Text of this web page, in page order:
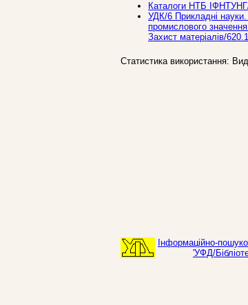
Каталоги НТБ
УДК/6 Прикладнi
промислового
Захист матеріалів/
Статистика використання:
Інформаційно-
'УФД/